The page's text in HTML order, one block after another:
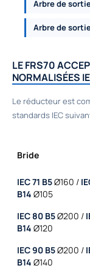
Arbre de
Arbre de
LE FRS70
NORMALISÉES
Le réducteur est
standards IEC
Bride
IEC 71 B5Ø160 /
B14 Ø105
IEC 80 B5Ø200 /
B14 Ø120
IEC 90 B5Ø200 /
B14 Ø140